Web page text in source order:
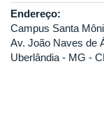
Endereço:
Campus Santa
Av. João Naves de
Uberlândia - MG -